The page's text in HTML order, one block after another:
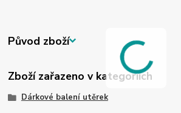
Původ zboží
Zboží zařazeno v kategoriích
Dárkové balení utěrek